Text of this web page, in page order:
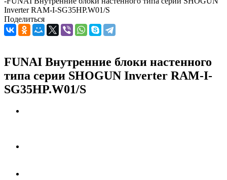
Inverter RAM-I-SG35HP.W01/S
Поделиться
FUNAI Внутренние блоки настенного
типа серии SHOGUN Inverter RAM-I-
SG35HP.W01/S